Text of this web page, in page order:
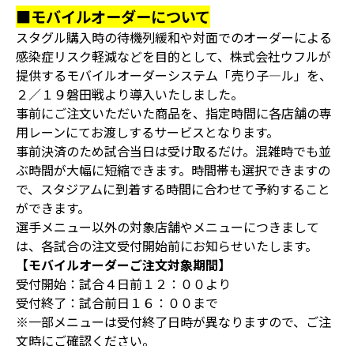
■モバイルオーダーについて
スタグル購入時の待機列緩和や対面でのオーダーによる
感染症リスク軽減などを目的として、株式会社ウフルが
提供するモバイルオーダーシステム「売り子―ル」を、
２／１９磐田戦より導入いたしました。
事前にご注文いただいた商品を、指定時間に各店舗の専
用レーンにてお渡しするサービスとなります。
事前決済のため試合当日は受け取るだけ。混雑時でも並
ぶ時間が大幅に短縮できます。時間帯も選択できますの
で、スタジアムに到着する時間に合わせて予約すること
ができます。
選手メニュー以外の対象店舗やメニューにつきまして
は、各試合の注文受付開始前にお知らせいたします。
【モバイルオーダーご注文対象期間】
受付開始：試合４日前１２：００より
受付終了：試合前日１６：００まで
※一部メニューは受付終了日時が異なりますので、ご注
文時にご確認ください。